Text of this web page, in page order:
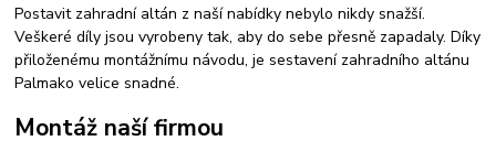
Postavit zahradní altán z naší nabídky nebylo nikdy snažší.
Veškeré díly jsou vyrobeny tak, aby do sebe přesně zapadaly. Díky
přiloženému montážnímu návodu, je sestavení zahradního altánu
Palmako velice snadné.
Montáž naší firmou